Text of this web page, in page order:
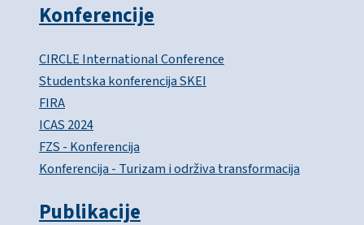
Konferencije
CIRCLE International Conference
Studentska konferencija SKEI
FIRA
ICAS 2024
FZS - Konferencija
Konferencija - Turizam i održiva transformacija
Publikacije